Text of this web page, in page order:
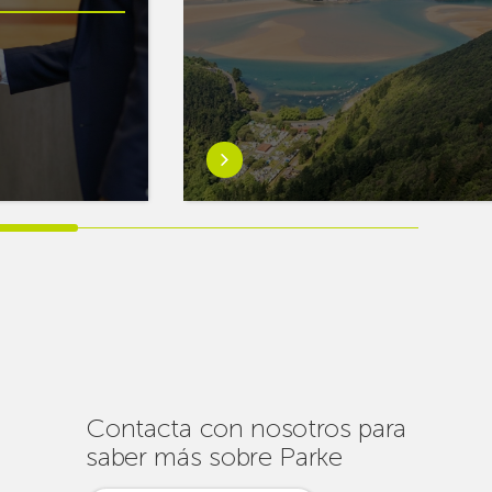
Saber
más
sobreEuskaltel
realiza
garantizar
la
Contacta con nosotros para
saber más sobre Parke